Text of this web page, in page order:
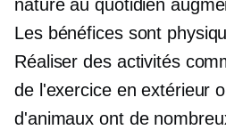
nature au quotidien
Les bénéfices sont
Réaliser des activités
de l'exercice en extérieur
d'animaux ont de